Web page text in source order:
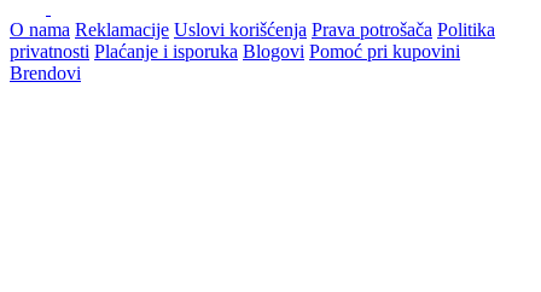
O nama Reklamacije Uslovi korišćenja Prava potrošača Politika
privatnosti Plaćanje i isporuka Blogovi Pomoć pri kupovini
Brendovi